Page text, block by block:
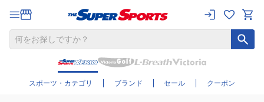
スポーツ・カテゴリ ブランド セール クーポン
さらに絞り込む